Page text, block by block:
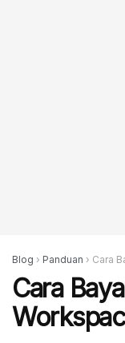
Blog › Panduan › Cara
Cara